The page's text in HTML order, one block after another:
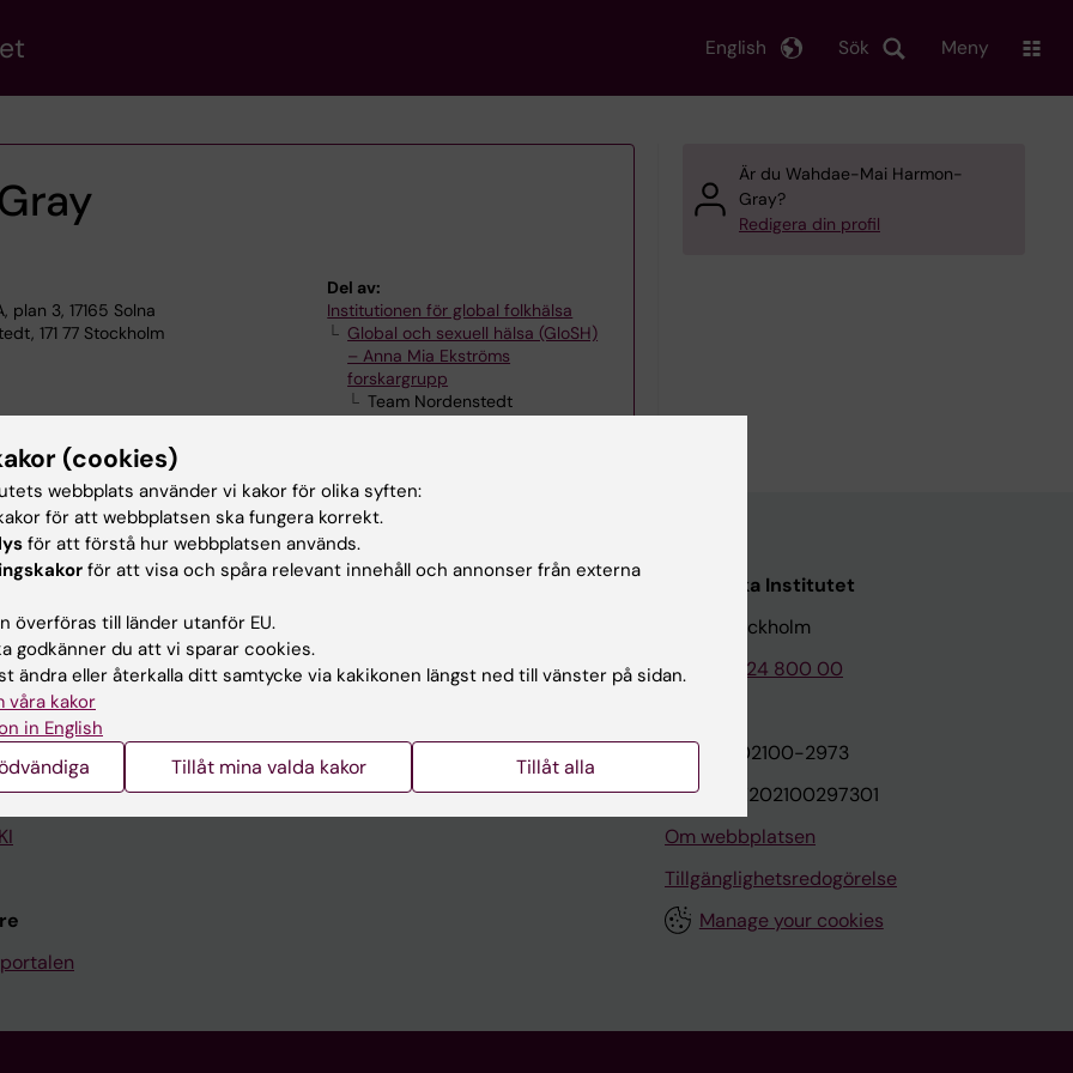
Sök
English Meny
3, 17165 Solna
171 77 Stockholm
Del av:
Institutionen för global folkhälsa
Global och sexuell hälsa (GloSH)
– Anna Mia Ekströms
forskargrupp
Team Nordenstedt
Är du Wahdae-Mai Harmon-
Gray?
Redigera din profil
Kontakta och besök KI
Stöd forskning och utbildning
Karolinska Institutet Innovation
Kontakta presstjänsten
Karolinska Institutet
171 77 Stockholm
Tel: 08-524 800 00
Org.nr: 202100-2973
VAT.nr: SE202100297301
Om webbplatsen
Tillgänglighetsredogörelse
Manage your cookies
(cookies)
webbplats använder vi kakor för olika syften:
för att webbplatsen ska fungera korrekt.
för att förstå hur webbplatsen används.
för att visa och spåra relevant innehåll och annonser från externa
överföras till länder utanför EU.
godkänner du att vi sparar cookies.
ändra eller återkalla ditt samtycke via kakikonen längst ned till vänster på sidan.
våra kakor
in English
Tillåt mina valda kakor Tillåt alla